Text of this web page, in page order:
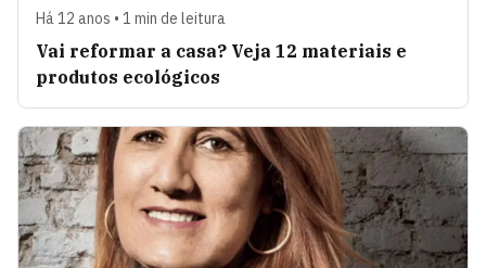
Há 12 anos • 1 min de leitura
Vai reformar a casa? Veja 12 materiais e
produtos ecológicos